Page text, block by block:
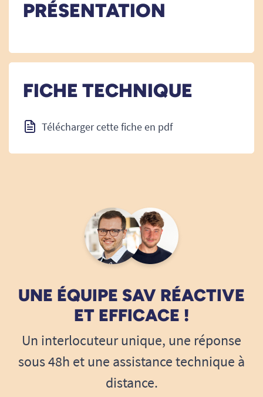
PRÉSENTATION
FICHE TECHNIQUE
Télécharger cette fiche en pdf
UNE ÉQUIPE SAV RÉACTIVE
ET EFFICACE !
Un interlocuteur unique, une réponse
sous 48h et une assistance technique à
distance.